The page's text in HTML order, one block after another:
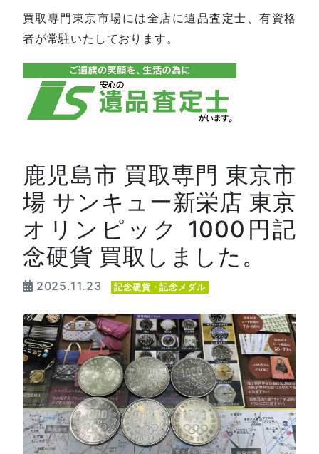
買取専門東京市場には全店に遺品査定士、有資格
者が常駐いたしております。
鹿児島市 買取専門 東京市
場 サンキュー新栄店 東京
オリンピック 1000円記
念硬貨 買取しました。
2025.11.23 記念硬貨・記念メダル